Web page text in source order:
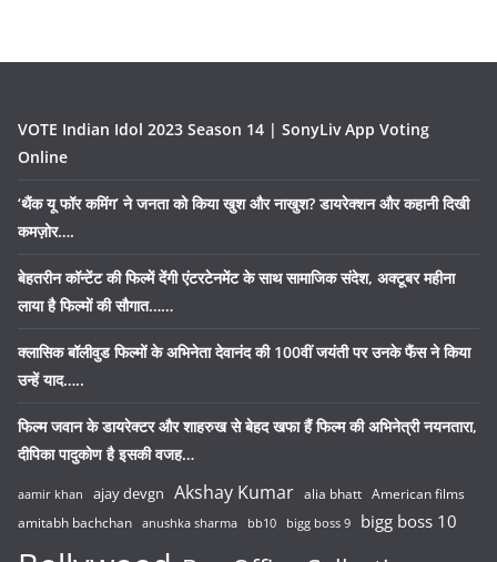
VOTE Indian Idol 2023 Season 14 | SonyLiv App Voting
Online
‘थैंक यू फॉर कमिंग’ ने जनता को किया खुश और नाखुश? डायरेक्शन और कहानी दिखी
कमज़ोर….
बेहतरीन कॉन्टेंट की फिल्में देंगी एंटरटेनमेंट के साथ सामाजिक संदेश, अक्टूबर महीना
लाया है फिल्मों की सौगात……
क्लासिक बॉलीवुड फिल्मों के अभिनेता देवानंद की 100वीं जयंती पर उनके फैंस ने किया
उन्हें याद…..
फिल्म जवान के डायरेक्टर और शाहरुख से बेहद खफा हैं फिल्म की अभिनेत्री नयनतारा,
दीपिका पादुकोण है इसकी वजह…
aamir khan ajay devgn Akshay Kumar alia bhatt American films
amitabh bachchan anushka sharma bb10 bigg boss 9 bigg boss 10